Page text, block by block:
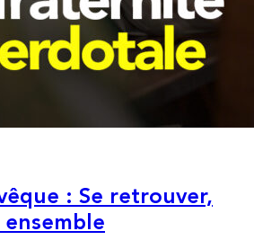
: Se retrouver,